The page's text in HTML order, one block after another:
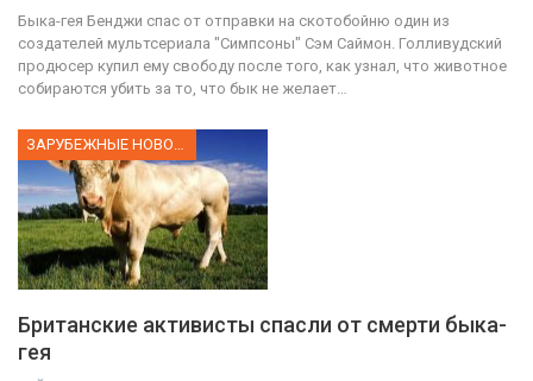
Быка-гея Бенджи спас от отправки на скотобойню один из
создателей мультсериала "Симпсоны" Сэм Саймон. Голливудский
продюсер купил ему свободу после того, как узнал, что животное
собираются убить за то, что бык не желает…
ЗАРУБЕЖНЫЕ НОВОСТИ
Британские активисты спасли от смерти быка-
гея